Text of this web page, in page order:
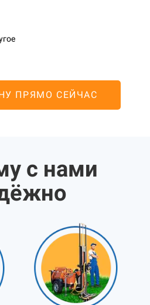
ПРЯМО СЕЙЧАС
с нами